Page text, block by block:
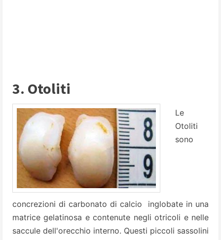
3. Otoliti
Le
Otoliti
sono
concrezioni di carbonato di calcio inglobate in una
matrice gelatinosa e contenute negli otricoli e nelle
saccule dell'orecchio interno. Questi piccoli sassolini